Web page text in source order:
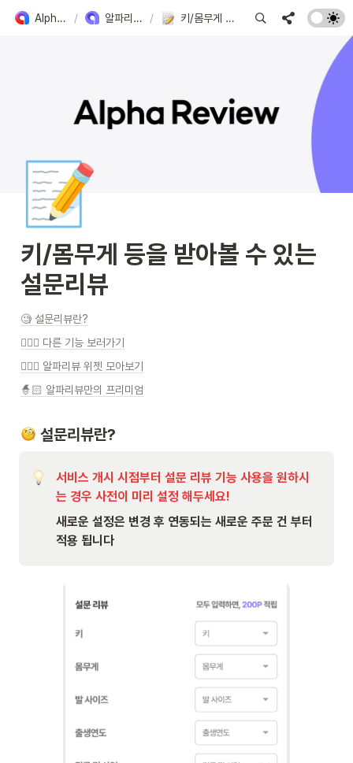
Alpha Apps 도입 가이드 / 알파리뷰 주요 기능 확인하기 / 키/몸무게 등을 받아볼 수 있는 설문리뷰
📝
키/몸무게 등을 받아볼 수 있는
설문리뷰
🧐 설문리뷰란?
🧙🏻‍♀️ 다른 기능 보러가기
🧙🏻‍♂️ 알파리뷰 위젯 모아보기
🧙🏻 알파리뷰만의 프리미엄
설문리뷰란?
서비스 개시 시점부터 설문 리뷰 기능 사용을 원하시
는 경우 사전이 미리 설정 해두세요!
새로운 설정은 변경 후 연동되는 새로운 주문 건 부터
적용 됩니다